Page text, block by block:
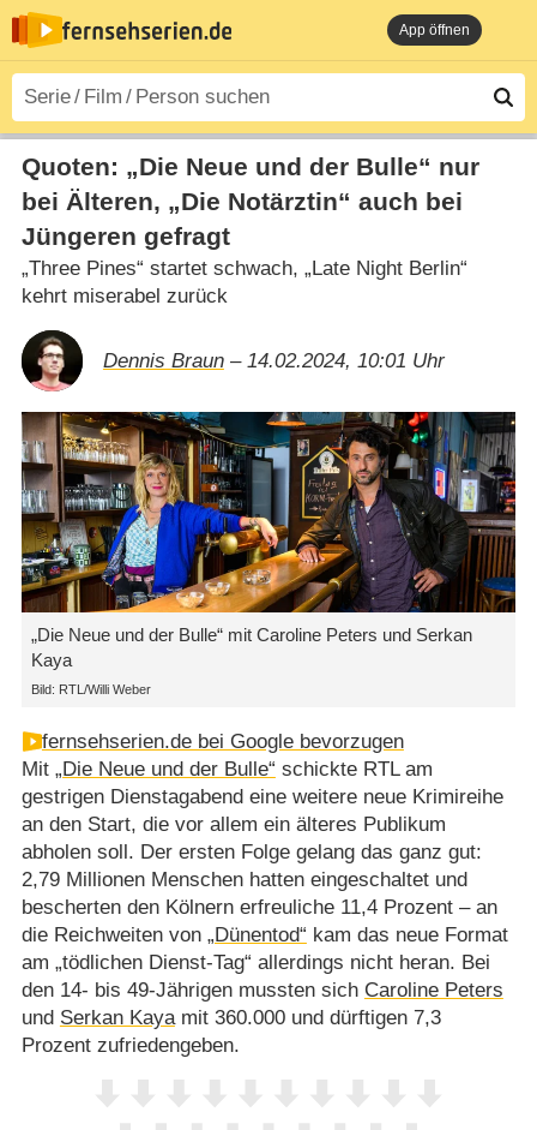
App öffnen
Quoten: „Die Neue und der Bulle“ nur
bei Älteren, „Die Notärztin“ auch bei
Jüngeren gefragt
„Three Pines“ startet schwach, „Late Night Berlin“
kehrt miserabel zurück
Dennis Braun– 14.02.2024, 10:01 Uhr
„Die Neue und der Bulle“ mit Caroline Peters und Serkan
Kaya
Bild: RTL/Willi Weber
fernsehserien.de bei Google bevorzugen
Mit „Die Neue und der Bulle“ schickte RTL am
gestrigen Dienstagabend eine weitere neue Krimireihe
an den Start, die vor allem ein älteres Publikum
abholen soll. Der ersten Folge gelang das ganz gut:
2,79 Millionen Menschen hatten eingeschaltet und
bescherten den Kölnern erfreuliche 11,4 Prozent – an
die Reichweiten von „Dünentod“ kam das neue Format
am „tödlichen Dienst-Tag“ allerdings nicht heran. Bei
den 14- bis 49-Jährigen mussten sich Caroline Peters
und Serkan Kayamit 360.000 und dürftigen 7,3
Prozent zufriedengeben.